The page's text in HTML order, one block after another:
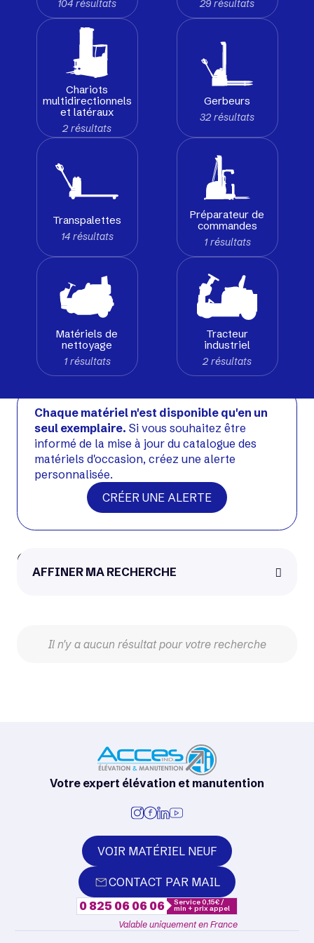
Voir matériel neuf
Occasion
104 résultats 29 résultats
Chariots
multidirectionnels
et latéraux
2 résultats
Gerbeurs
32 résultats
Transpalettes
14 résultats
Préparateur de
commandes
1 résultats
Matériels de
nettoyage
1 résultats
Tracteur
industriel
2 résultats
Chaque matériel n'est disponible qu'en un
seul exemplaire. Si vous souhaitez être
informé de la mise à jour du catalogue des
matériels d'occasion, créez une alerte
personnalisée.
CRÉER UNE ALERTE
CESAB S212L
AFFINER MA RECHERCHE
Il n'y a aucun résultat pour votre recherche
Votre expert élévation et manutention
VOIR MATÉRIEL NEUF
CONTACT PAR MAIL
0 825 06 06 06
Service 0,15€ /
min + prix appel
Valable uniquement en France